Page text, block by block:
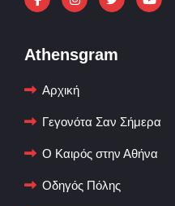
Athensgram
Αρχική
Γεγονότα Σαν Σήμερα
Ο Καιρός στην Αθήνα
Οδηγός Πόλης